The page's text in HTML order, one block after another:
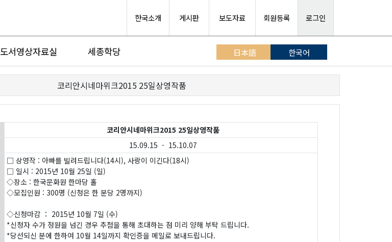
한국소개 게시판 보도자료 회원등록 로그인
도서영상자료실 세종학당 日本語 한국어
코리안시네마위크2015 25일상영작품
코리안시네마위크2015 25일상영작품
15.09.15 - 15.10.07
□ 상영작 : 아빠를 빌려드립니다(14시), 사랑이 이긴다(18시)
□ 일시 : 2015년 10월 25일 (일)
◇장소 : 한국문화원 한마당 홀
◇모집인원 : 300명 (신청은 한 분당 2명까지)
◇신청마감 ： 2015년 10월 7일 (수)
*신청자 수가 정원을 넘긴 경우 추첨을 통해 초대하는 점 미리 양해 부탁 드립니다.
*당선되신 분에 한하여 10월 14일까지 확인증을 메일로 보내드립니다.